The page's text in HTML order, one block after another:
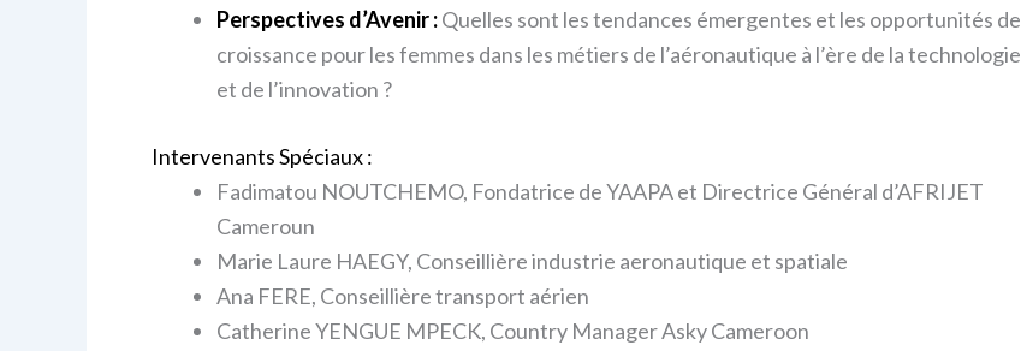
Perspectives d’Avenir :Quelles sont les tendances émergentes et les opportunités de
croissance pour les femmes dans les métiers de l’aéronautique à l’ère de la technologie
et de l’innovation ?
Intervenants Spéciaux :
Fadimatou NOUTCHEMO, Fondatrice de YAAPA et Directrice Général d’AFRIJET
Cameroun
Marie Laure HAEGY, Conseillière industrie aeronautique et spatiale
Ana FERE, Conseillière transport aérien
Catherine YENGUE MPECK, Country Manager Asky Cameroon